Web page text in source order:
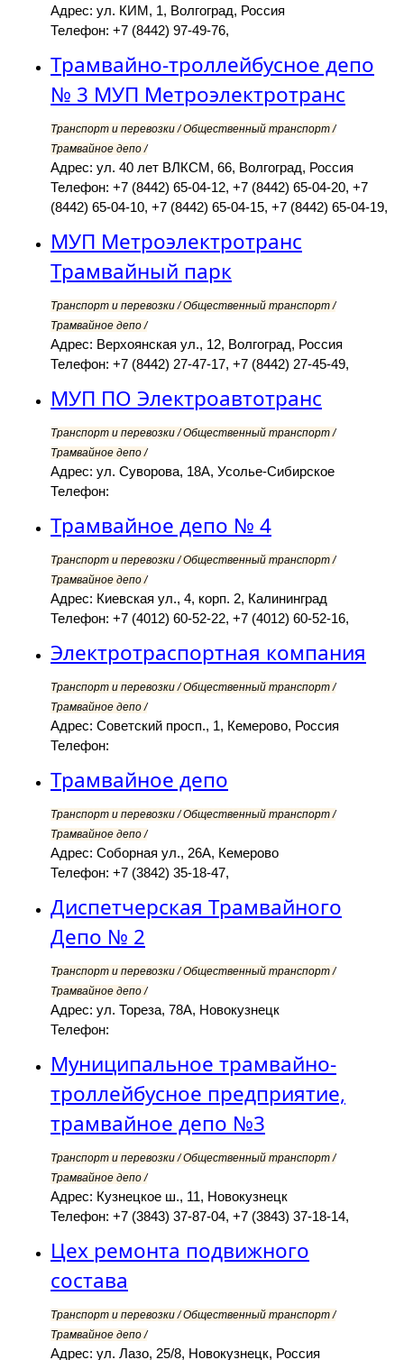
Адрес: ул. КИМ, 1, Волгоград, Россия
Телефон: +7 (8442) 97-49-76,
Трамвайно-троллейбусное депо
№ 3 МУП Метроэлектротранс
Транспорт и перевозки / Общественный транспорт /
Трамвайное депо /
Адрес: ул. 40 лет ВЛКСМ, 66, Волгоград, Россия
Телефон: +7 (8442) 65-04-12, +7 (8442) 65-04-20, +7
(8442) 65-04-10, +7 (8442) 65-04-15, +7 (8442) 65-04-19,
МУП Метроэлектротранс
Трамвайный парк
Транспорт и перевозки / Общественный транспорт /
Трамвайное депо /
Адрес: Верхоянская ул., 12, Волгоград, Россия
Телефон: +7 (8442) 27-47-17, +7 (8442) 27-45-49,
МУП ПО Электроавтотранс
Транспорт и перевозки / Общественный транспорт /
Трамвайное депо /
Адрес: ул. Суворова, 18А, Усолье-Сибирское
Телефон:
Трамвайное депо № 4
Транспорт и перевозки / Общественный транспорт /
Трамвайное депо /
Адрес: Киевская ул., 4, корп. 2, Калининград
Телефон: +7 (4012) 60-52-22, +7 (4012) 60-52-16,
Электротраспортная компания
Транспорт и перевозки / Общественный транспорт /
Трамвайное депо /
Адрес: Советский просп., 1, Кемерово, Россия
Телефон:
Трамвайное депо
Транспорт и перевозки / Общественный транспорт /
Трамвайное депо /
Адрес: Соборная ул., 26А, Кемерово
Телефон: +7 (3842) 35-18-47,
Диспетчерская Трамвайного
Депо № 2
Транспорт и перевозки / Общественный транспорт /
Трамвайное депо /
Адрес: ул. Тореза, 78А, Новокузнецк
Телефон:
Муниципальное трамвайно-
троллейбусное предприятие,
трамвайное депо №3
Транспорт и перевозки / Общественный транспорт /
Трамвайное депо /
Адрес: Кузнецкое ш., 11, Новокузнецк
Телефон: +7 (3843) 37-87-04, +7 (3843) 37-18-14,
Цех ремонта подвижного
состава
Транспорт и перевозки / Общественный транспорт /
Трамвайное депо /
Адрес: ул. Лазо, 25/8, Новокузнецк, Россия